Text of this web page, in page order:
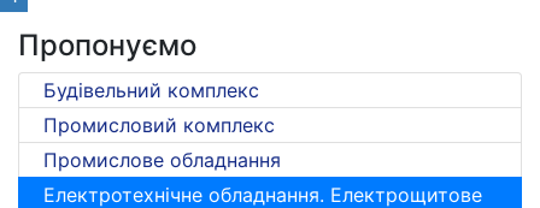
Пропонуємо
Будівельний комплекс
Промисловий комплекс
Промислове обладнання
Електротехнічне обладнання. Електрощитове